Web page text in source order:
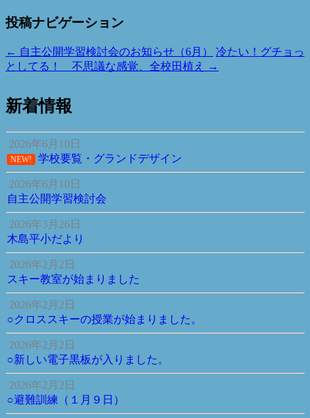
投稿ナビゲーション
← 自主公開学習検討会のお知らせ（6月）
冷たい！グチョっ
としてる！ 不思議な感覚、全校田植え
→
新着情報
2026年6月10日
NEW! 学校要覧・グランドデザイン
2026年6月10日
自主公開学習検討会
2026年3月26日
木島平小だより
2026年2月2日
スキー教室が始まりました
2026年2月2日
○クロススキーの授業が始まりました。
2026年2月2日
○新しい電子黒板が入りました。
2026年2月2日
○避難訓練（１月９日）